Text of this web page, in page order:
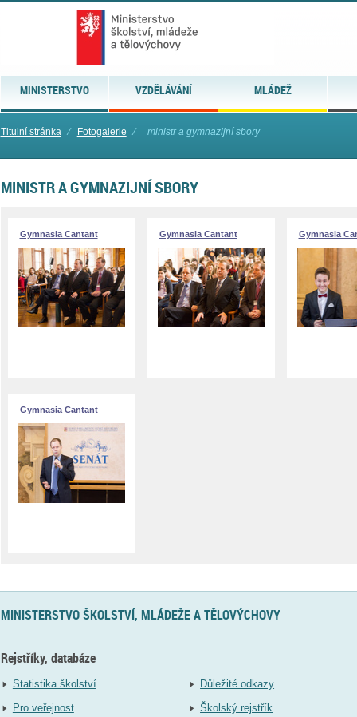
MINISTERSTVO VZDĚLÁVÁNÍ MLÁDEŽ
Titulní stránka ⁄ Fotogalerie ⁄ ministr a gymnazijní sbory
MINISTR A GYMNAZIJNÍ SBORY
Gymnasia Cantant Gymnasia Cantant Gymnasia
Gymnasia Cantant
MINISTERSTVO ŠKOLSTVÍ, MLÁDEŽE A TĚLOVÝCHOVY
Rejstříky, databáze
Statistika školství
Pro veřejnost
Důležité odkazy
Školský rejstřík